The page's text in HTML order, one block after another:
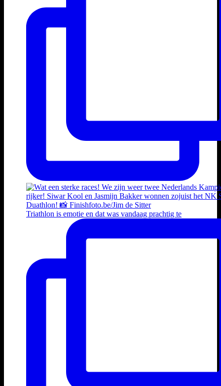
Triathlon is emotie en dat was vandaag prachtig te